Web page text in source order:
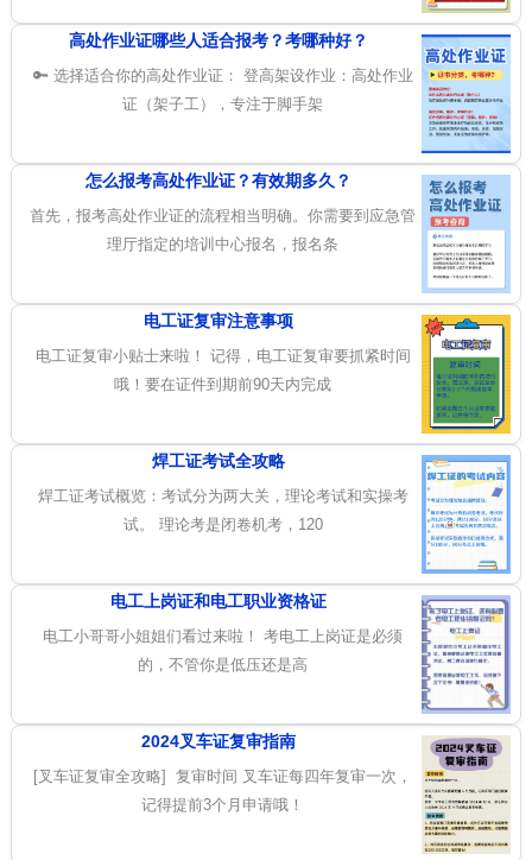
高处作业证哪些人适合报考？考哪种好？
🔑 选择适合你的高处作业证： 登高架设作业：高处作业
证（架子工），专注于脚手架
怎么报考高处作业证？有效期多久？
首先，报考高处作业证的流程相当明确。你需要到应急管
理厅指定的培训中心报名，报名条
电工证复审注意事项
电工证复审小贴士来啦！ 记得，电工证复审要抓紧时间
哦！要在证件到期前90天内完成
焊工证考试全攻略
焊工证考试概览：考试分为两大关，理论考试和实操考
试。 理论考是闭卷机考，120
电工上岗证和电工职业资格证
电工小哥哥小姐姐们看过来啦！ 考电工上岗证是必须
的，不管你是低压还是高
2024叉车证复审指南
[叉车证复审全攻略] 复审时间 叉车证每四年复审一次，
记得提前3个月申请哦！